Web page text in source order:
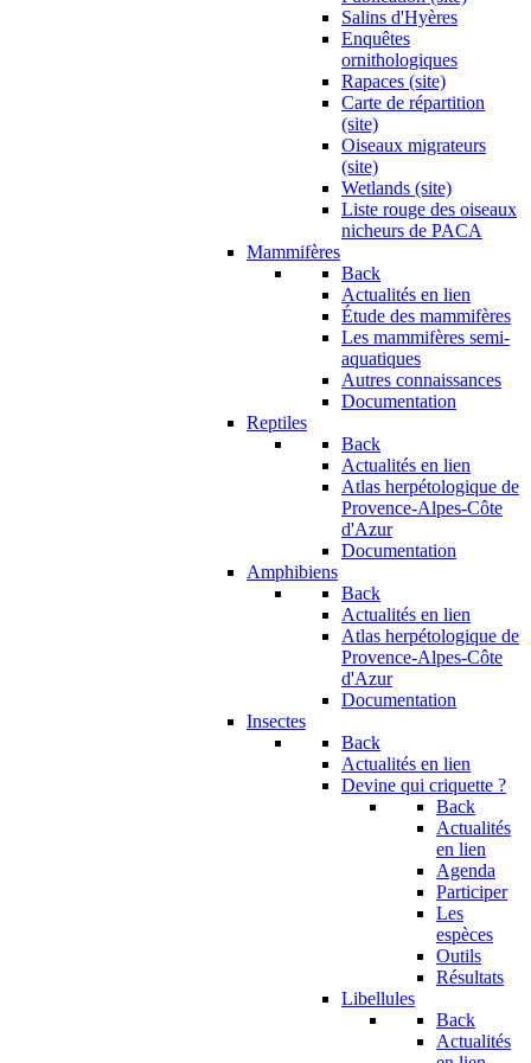
Salins d'Hyères
Enquêtes
ornithologiques
Rapaces (site)
Carte de répartition
(site)
Oiseaux migrateurs
(site)
Wetlands (site)
Liste rouge des oiseaux
nicheurs de PACA
Mammifères
Back
Actualités en lien
Étude des mammifères
Les mammifères semi-
aquatiques
Autres connaissances
Documentation
Reptiles
Back
Actualités en lien
Atlas herpétologique de
Provence-Alpes-Côte
d'Azur
Documentation
Amphibiens
Back
Actualités en lien
Atlas herpétologique de
Provence-Alpes-Côte
d'Azur
Documentation
Insectes
Back
Actualités en lien
Devine qui criquette ?
Back
Actualités
en lien
Agenda
Participer
Les
espèces
Outils
Résultats
Libellules
Back
Actualités